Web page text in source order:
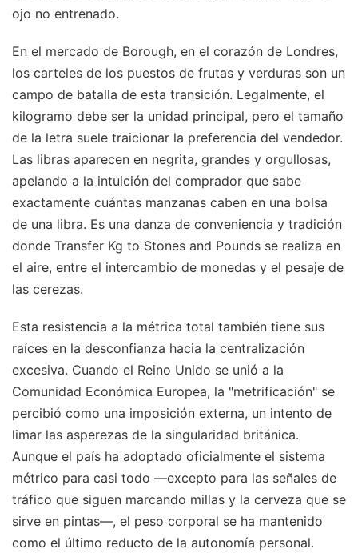
ojo no entrenado.
En el mercado de Borough, en el corazón de Londres,
los carteles de los puestos de frutas y verduras son un
campo de batalla de esta transición. Legalmente, el
kilogramo debe ser la unidad principal, pero el tamaño
de la letra suele traicionar la preferencia del vendedor.
Las libras aparecen en negrita, grandes y orgullosas,
apelando a la intuición del comprador que sabe
exactamente cuántas manzanas caben en una bolsa
de una libra. Es una danza de conveniencia y tradición
donde Transfer Kg to Stones and Pounds se realiza en
el aire, entre el intercambio de monedas y el pesaje de
las cerezas.
Esta resistencia a la métrica total también tiene sus
raíces en la desconfianza hacia la centralización
excesiva. Cuando el Reino Unido se unió a la
Comunidad Económica Europea, la "metrificación" se
percibió como una imposición externa, un intento de
limar las asperezas de la singularidad británica.
Aunque el país ha adoptado oficialmente el sistema
métrico para casi todo —excepto para las señales de
tráfico que siguen marcando millas y la cerveza que se
sirve en pintas—, el peso corporal se ha mantenido
como el último reducto de la autonomía personal.